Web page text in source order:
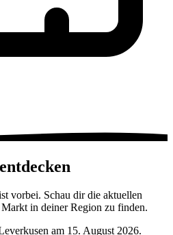
vorbei. Schau dir die aktuellen
in deiner Region zu finden.
am 15. August 2026.